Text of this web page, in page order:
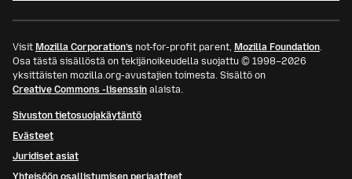
Visit Mozilla Corporation’s not-for-profit parent, Mozilla Foundation
Osa tästä sisällöstä on tekijänoikeudella suojattu © 1998–2026
yksittäisten mozilla.org-avustajien toimesta. Sisältö on
Creative Commons -lisenssin alaista.
Sivuston tietosuojakäytäntö
Evästeet
Juridiset asiat
Yhteisöön osallistumisen periaatteet